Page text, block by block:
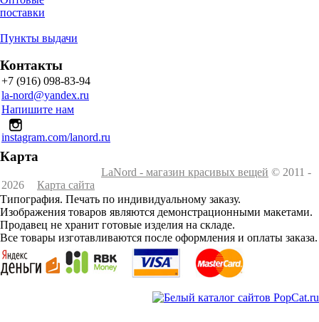
поставки
Пункты выдачи
Контакты
+7 (916) 098-83-94
la-nord@yandex.ru
Напишите нам
instagram.com/lanord.ru
Карта
LaNord - магазин красивых вещей © 2011 -
2026
Карта сайта
Типография. Печать по индивидуальному заказу.
Изображения товаров являются демонстрационными макетами.
Продавец не хранит готовые изделия на складе.
Все товары изготавливаются после оформления и оплаты заказа.